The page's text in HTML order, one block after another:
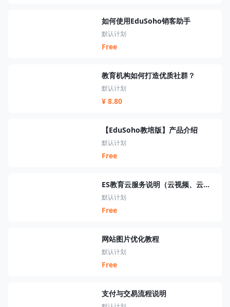
如何使用EduSoho销客助手
默认计划
Free
教育机构如何打造优质社群？
默认计划
¥ 8.80
【EduSoho教培版】产品介绍
默认计划
Free
ES教育云服务说明（云视频、云短信、云资源、云搜索、云直播）
默认计划
Free
网站图片优化教程
默认计划
Free
支付与交易流程说明